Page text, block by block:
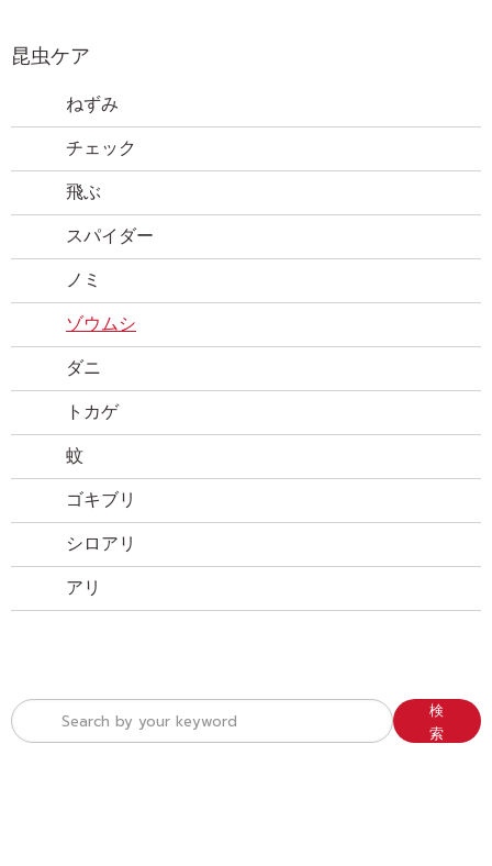
検
索
昆虫ケア
ねずみ
チェック
飛ぶ
スパイダー
ノミ
ゾウムシ
ダニ
トカゲ
蚊
ゴキブリ
シロアリ
アリ